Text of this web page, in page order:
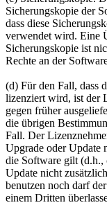
Sicherungskopie der
dass diese
verwendet wird. Eine
Sicherungskopie ist
Rechte an der
(d) Für den Fall, dass
lizenziert wird, ist der
gegen früher
die übrigen
Fall. Der
Upgrade oder Update
die Software gilt (d.h.,
Update nicht
benutzen noch darf
einem Dritten